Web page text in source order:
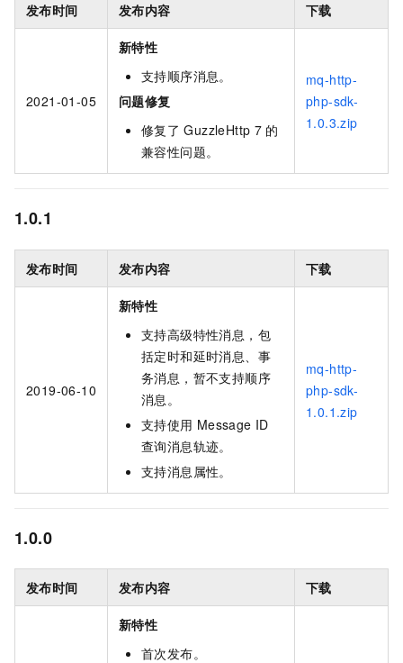
发布时间 发布内容 下载
2021-01-05
新特性
支持顺序消息。
问题修复
修复了 GuzzleHttp 7 的
兼容性问题。
mq-http-
php-sdk-
1.0.3.zip
1.0.1
发布时间 发布内容 下载
2019-06-10
新特性
支持高级特性消息，包
括定时和延时消息、事
务消息，暂不支持顺序
消息。
支持使用 Message ID
查询消息轨迹。
支持消息属性。
mq-http-
php-sdk-
1.0.1.zip
1.0.0
发布时间 发布内容 下载
新特性
首次发布。